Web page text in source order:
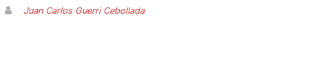
Juan Carlos Guerri Cebollada